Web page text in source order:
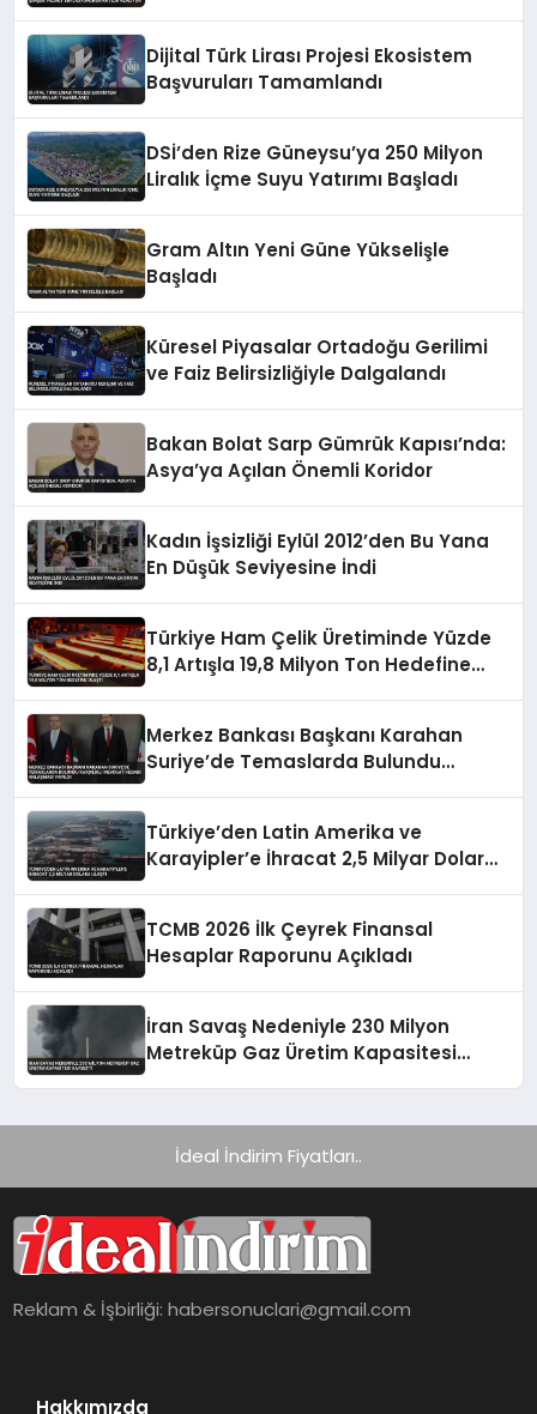
Dijital Türk Lirası Projesi Ekosistem
Başvuruları Tamamlandı
DSİ’den Rize Güneysu’ya 250 Milyon
Liralık İçme Suyu Yatırımı Başladı
Gram Altın Yeni Güne Yükselişle
Başladı
Küresel Piyasalar Ortadoğu Gerilimi
ve Faiz Belirsizliğiyle Dalgalandı
Bakan Bolat Sarp Gümrük Kapısı’nda:
Asya’ya Açılan Önemli Koridor
Kadın İşsizliği Eylül 2012’den Bu Yana
En Düşük Seviyesine İndi
Türkiye Ham Çelik Üretiminde Yüzde
8,1 Artışla 19,8 Milyon Ton Hedefine
Merkez Bankası Başkanı Karahan
Suriye’de Temaslarda Bulundu
Türkiye’den Latin Amerika ve
Karayipler’e İhracat 2,5 Milyar Dolara
TCMB 2026 İlk Çeyrek Finansal
Hesaplar Raporunu Açıkladı
İran Savaş Nedeniyle 230 Milyon
Metreküp Gaz Üretim Kapasitesi
İdeal İndirim Fiyatları..
Reklam & İşbirliği:habersonuclari@gmail.com
Hakkımızda